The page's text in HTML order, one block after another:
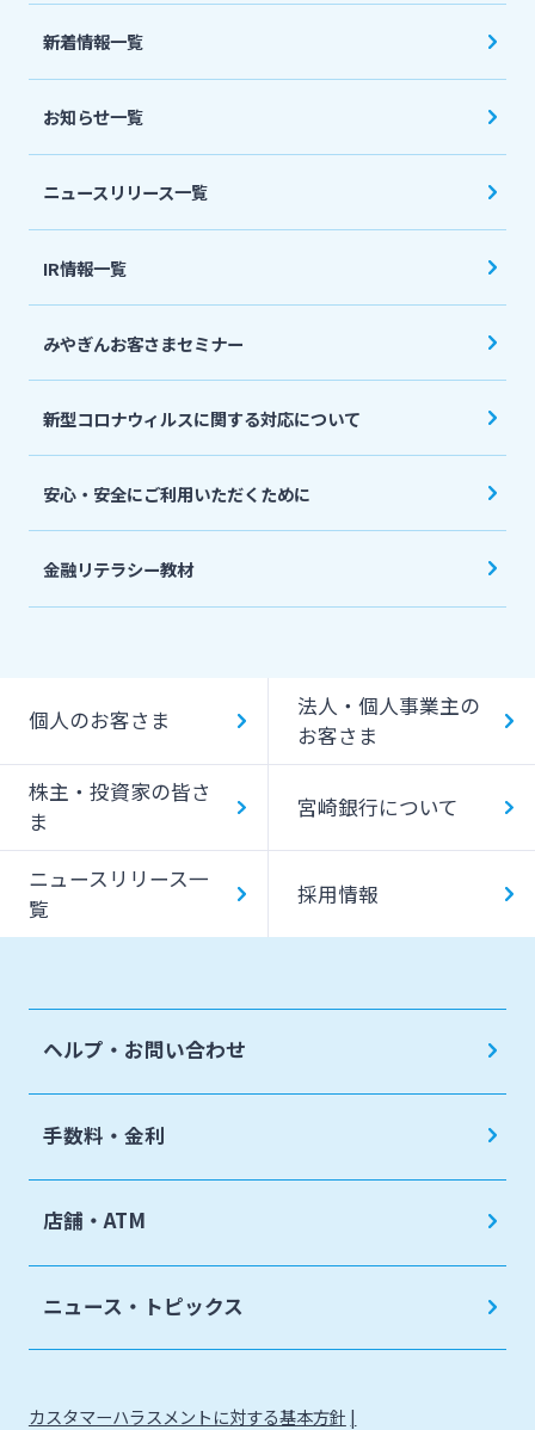
法人・個人事業主のお客さま
宮崎銀行について
ニュースリリース一覧
採用情報
お問い合わせ先一覧
新着情報一覧
お知らせ一覧
ニュースリリース一覧
IR情報一覧
みやぎんお客さまセミナー
新型コロナウィルスに関する対応について
安心・安全にご利用いただくために
金融リテラシー教材
個人のお客さま
法人・個人事業主の
お客さま
株主・投資家の皆さ
ま
宮崎銀行について
ニュースリリース一
覧
採用情報
ヘルプ・お問い合わせ
手数料・金利
店舗・ATM
ニュース・トピックス
カスタマーハラスメントに対する基本方針